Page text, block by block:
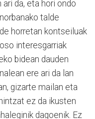
da, eta hori ondo
talde
horretan kontseiluak
interesgarriak
bidean dauden
ere ari da lan
gizarte mailan eta
ez da ikusten
dagoenik. Ez